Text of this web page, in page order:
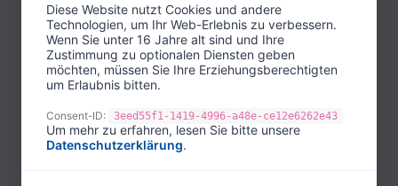
Diese Website nutzt Cookies und andere
Technologien, um Ihr Web-Erlebnis zu verbessern.
Wenn Sie unter 16 Jahre alt sind und Ihre
Zustimmung zu optionalen Diensten geben
möchten, müssen Sie Ihre Erziehungsberechtigten
um Erlaubnis bitten.
Consent-ID: 3eed55f1-1419-4996-a48e-ce12e6262e43
Um mehr zu erfahren, lesen Sie bitte unsere
Datenschutzerklärung.